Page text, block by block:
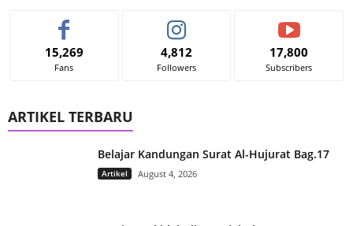
15,269
Fans
4,812
Followers
17,800
Subscribers
ARTIKEL TERBARU
Belajar Kandungan Surat Al-Hujurat Bag.17
Artikel August 4, 2026